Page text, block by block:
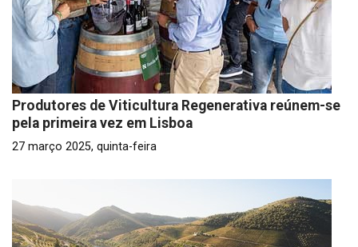
Produtores de Viticultura Regenerativa reúnem-se
pela primeira vez em Lisboa
27 março 2025, quinta-feira